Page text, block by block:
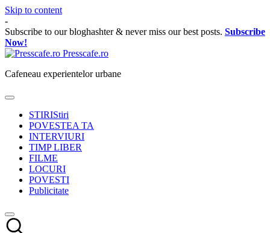
Skip to content
-
Subscribe to our bloghashter & never miss our best posts. Subscribe
Now!
Presscafe.ro
Cafeneau experientelor urbane
STIRIStiri
POVESTEA TA
INTERVIURI
TIMP LIBER
FILME
LOCURI
POVESTI
Publicitate